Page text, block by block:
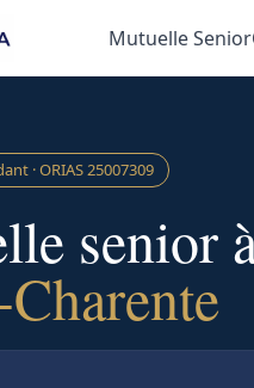
Mutuelle Senior
· ORIAS25007309
senior